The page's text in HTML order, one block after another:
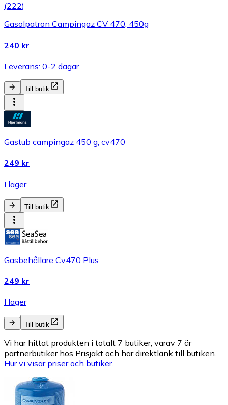
(222)
Gasolpatron Campingaz CV 470, 450g
240 kr
Leverans: 0-2 dagar
Till butik
Gastub campingaz 450 g, cv470
249 kr
I lager
Till butik
Gasbehållare Cv470 Plus
249 kr
I lager
Till butik
Vi har hittat produkten i totalt 7 butiker, varav 7 är
partnerbutiker hos Prisjakt och har direktlänk till butiken.
Hur vi visar priser och butiker.